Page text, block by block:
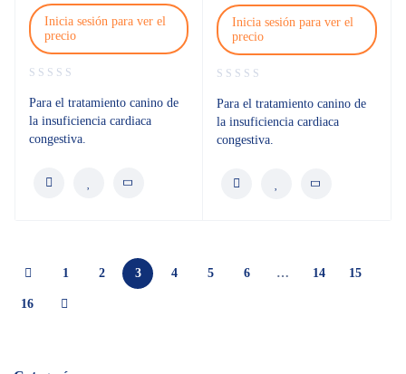
Inicia sesión para ver el
precio
Para el tratamiento canino de
la insuficiencia cardiaca
congestiva.
Inicia sesión para ver el
precio
Para el tratamiento canino de
la insuficiencia cardiaca
congestiva.
1 2 3 4 5 6 … 14 15
16